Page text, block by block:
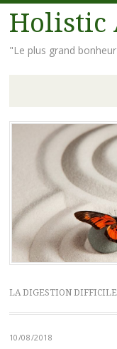
Holistic
"Le plus grand
Aller
principal
LA DIGESTION DIFFICILE
10/08/2018